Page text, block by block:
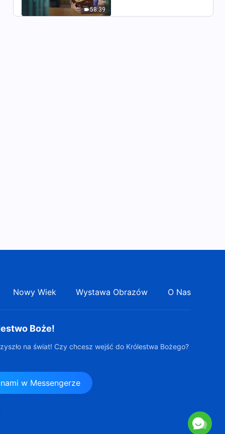
58:39
baczności przed
Nowy Wiek Wystawa Obrazów O Nas
Boże!
na świat! Czy chcesz wejść do Królestwa Bożego?
w Messengerze